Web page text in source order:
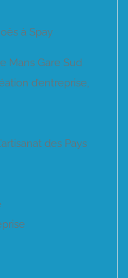
à Spay
Mans Gare Sud
d’entreprise,
des Pays